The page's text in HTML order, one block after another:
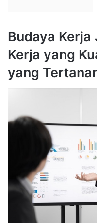
Budaya Kerja
Kerja yang
yang